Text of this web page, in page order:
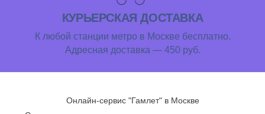
КУРЬЕРСКАЯ ДОСТАВКА
К любой станции метро в Москве бесплатно.
Адресная доставка — 450 руб.
Онлайн-сервис "Гамлет" в Москве